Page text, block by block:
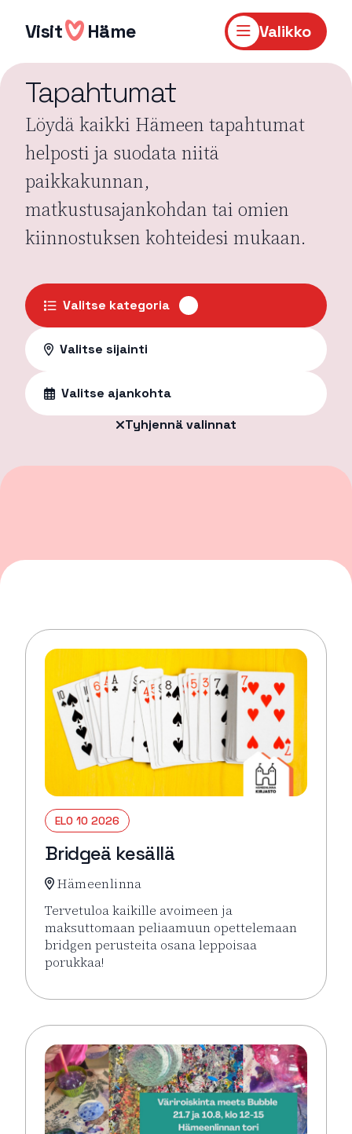
sisältöön
Visit Häme Valikko
Tapahtumat
Löydä kaikki Hämeen tapahtumat
helposti ja suodata niitä
paikkakunnan,
matkustusajankohdan tai omien
kiinnostuksen kohteidesi mukaan.
Valitse kategoria
Valitse sijainti
Valitse ajankohta
Tyhjennä valinnat
ELO 10 2026
Bridgeä kesällä
Hämeenlinna
Tervetuloa kaikille avoimeen ja
maksuttomaan peliaamuun opettelemaan
bridgen perusteita osana leppoisaa
porukkaa!